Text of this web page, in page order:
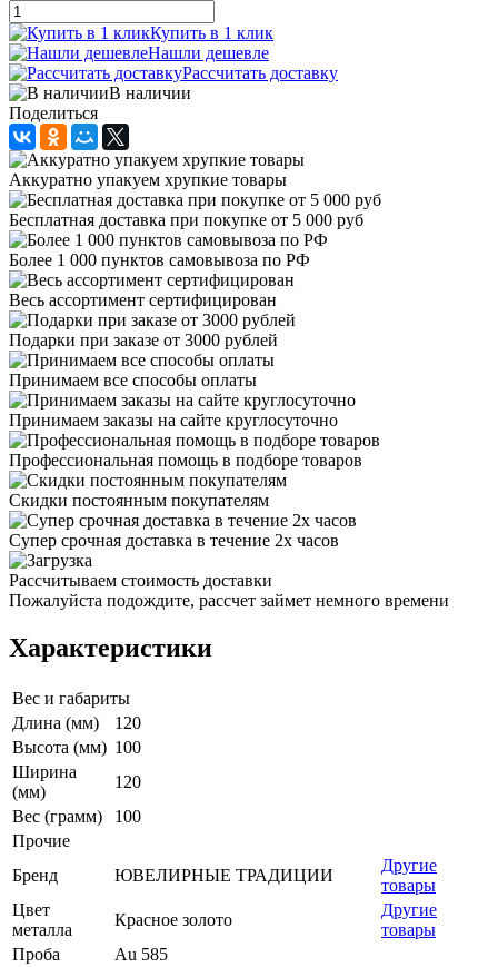
Купить в 1 клик
Нашли дешевле
Рассчитать доставку
В наличии
Поделиться
Аккуратно упакуем хрупкие товары
Бесплатная доставка при покупке от 5 000 руб
Более 1 000 пунктов самовывоза по РФ
Весь ассортимент сертифицирован
Подарки при заказе от 3000 рублей
Принимаем все способы оплаты
Принимаем заказы на сайте круглосуточно
Профессиональная помощь в подборе товаров
Скидки постоянным покупателям
Супер срочная доставка в течение 2х часов
Рассчитываем стоимость доставки
Пожалуйста подождите, рассчет займет немного времени
Характеристики
Вес и габариты
Длина (мм)
120
Высота (мм) 100
Ширина
(мм)
120
Вес (грамм)
100
Прочие
Бренд
ЮВЕЛИРНЫЕ ТРАДИЦИИ
Другие
товары
Цвет
металла
Красное золото
Другие
товары
Проба
Au 585